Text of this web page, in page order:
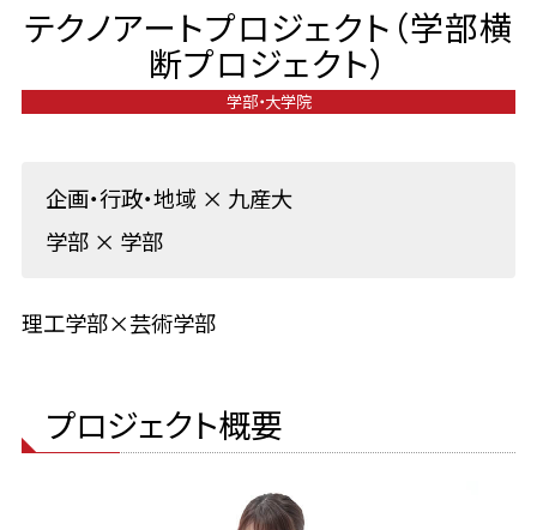
テクノアートプロジェクト（学部横
断プロジェクト）
学部・大学院
企画・行政・地域 × 九産大
学部 × 学部
理工学部×芸術学部
プロジェクト概要